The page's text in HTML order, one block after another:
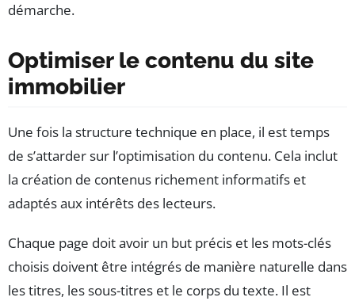
démarche.
Optimiser le contenu du site
immobilier
Une fois la structure technique en place, il est temps
de s’attarder sur l’optimisation du contenu. Cela inclut
la création de contenus richement informatifs et
adaptés aux intérêts des lecteurs.
Chaque page doit avoir un but précis et les mots-clés
choisis doivent être intégrés de manière naturelle dans
les titres, les sous-titres et le corps du texte. Il est